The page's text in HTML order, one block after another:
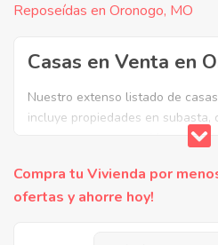
Reposeídas en Oronogo, MO
Casas en Venta en
Nuestro extenso listado de
incluye propiedades en subasta,
apartamentos reposeidos por el
que necesita y aproveche estas
Raíces en Oronogo, Missouri.
Compra tu Vivienda por
ofertas y ahorre hoy!